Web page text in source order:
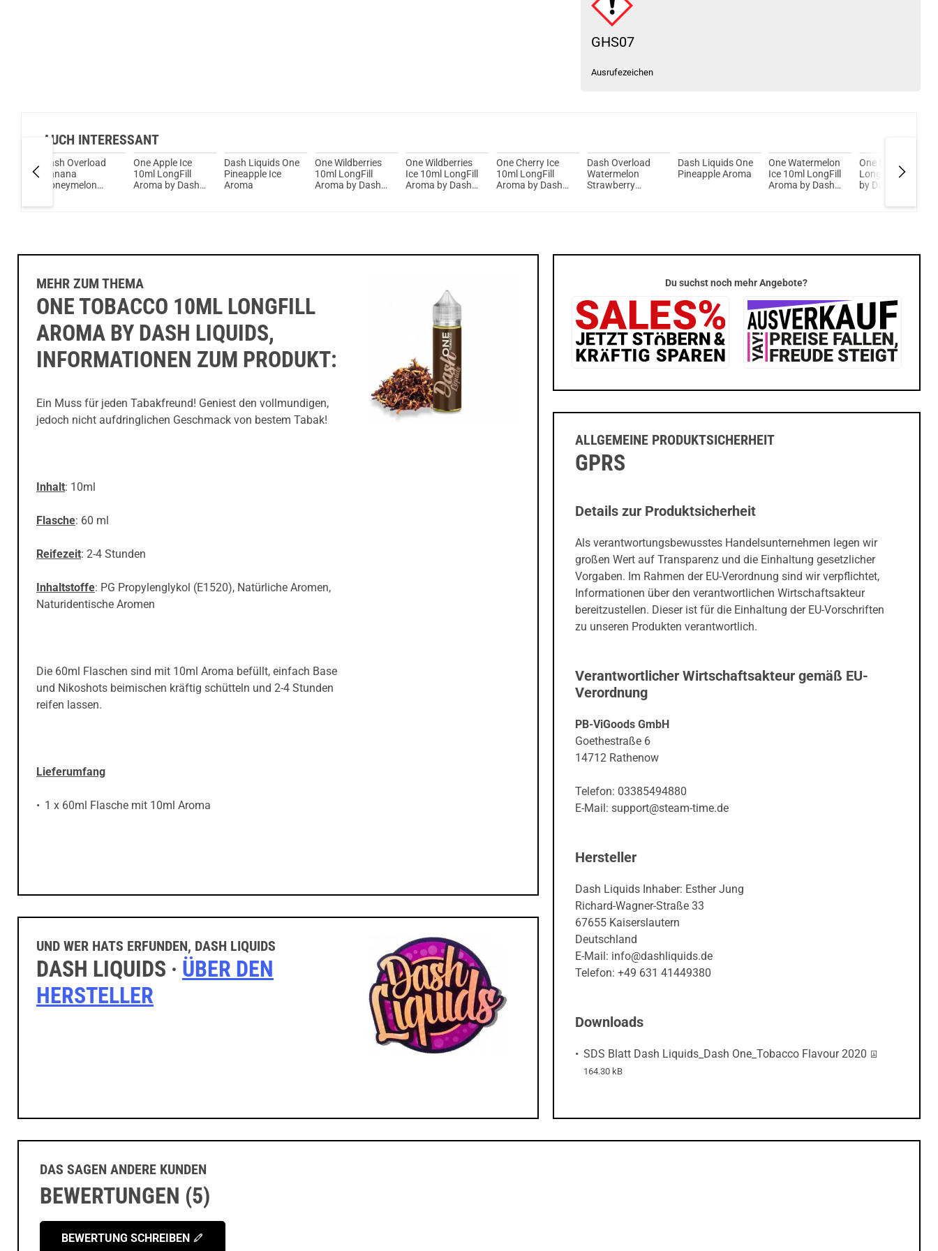
GHS07
Banana
Honeymelon
Aroma
10ml LongFill
Aroma by Dash
Liquids
Pineapple Ice
Aroma
10ml LongFill
Aroma by Dash
Liquids
Ice 10ml LongFill
Aroma by Dash
Liquids
10ml LongFill
Aroma by Dash
Liquids
Watermelon
Strawberry
Candy Longfill
Pineapple Aroma
Ice 10ml LongFill
Aroma by Dash
Liquids
LongFill Aroma
by Dash Liquids
ONE TOBACCO 10ML LONGFILL
AROMA BY DASH LIQUIDS,
INFORMATIONEN ZUM PRODUKT:
jedoch nicht aufdringlichen Geschmack von bestem Tabak!
Naturidentische Aromen
und Nikoshots beimischen kräftig schütteln und 2-4 Stunden
reifen lassen.
DASH LIQUIDS ·ÜBER DEN
HERSTELLER
GPRS
großen Wert auf Transparenz und die Einhaltung gesetzlicher
Vorgaben. Im Rahmen der EU-Verordnung sind wir verpflichtet,
Informationen über den verantwortlichen Wirtschaftsakteur
bereitzustellen. Dieser ist für die Einhaltung der EU-Vorschriften
zu unseren Produkten verantwortlich.
Verordnung
Goethestraße 6
14712 Rathenow
E-Mail: support@steam-time.de
Richard-Wagner-Straße 33
67655 Kaiserslautern
Deutschland
E-Mail: info@dashliquids.de
Telefon: +49 631 41449380
164.30 kB
BEWERTUNGEN (5)
BEWERTUNG SCHREIBEN